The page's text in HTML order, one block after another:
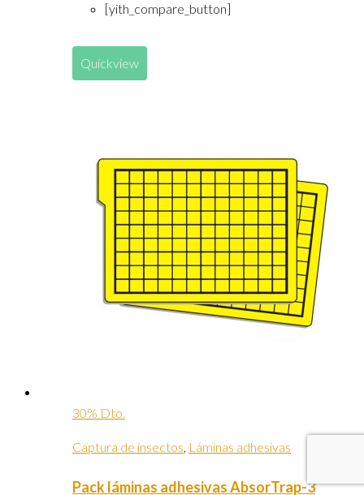
[yith_compare_button]
Quickview
30% Dto.
Captura de insectos, Láminas adhesivas
Pack láminas adhesivas AbsorTrap-3